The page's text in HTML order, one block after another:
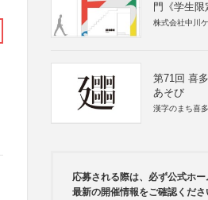
門《学生限
株式会社中川
第71回 喜
あそび
漢字のまち喜
応募される際は、必ず公式ホー
最新の開催情報をご確認くださ